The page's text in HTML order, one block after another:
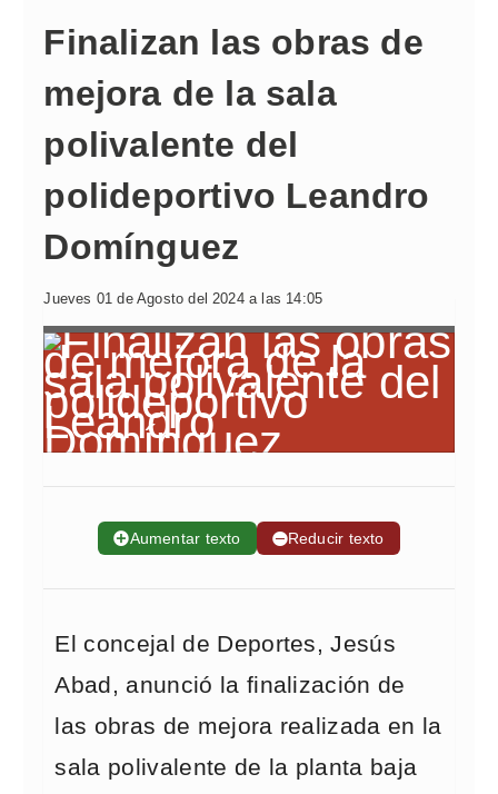
Finalizan las obras de
mejora de la sala
polivalente del
polideportivo Leandro
Domínguez
Jueves 01 de Agosto del 2024 a las 14:05
➕Aumentar texto ➖Reducir texto
El concejal de Deportes, Jesús
Abad, anunció la finalización de
las obras de mejora realizada en la
sala polivalente de la planta baja